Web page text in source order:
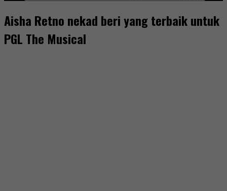
Aisha Retno nekad beri yang terbaik untuk
PGL The Musical